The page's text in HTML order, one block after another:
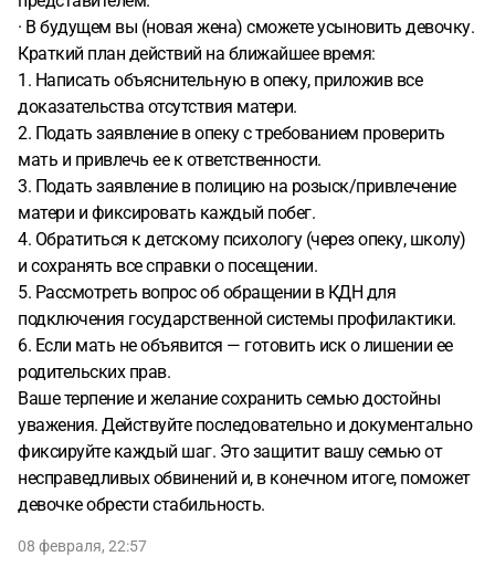
· В будущем вы (новая жена) сможете усыновить девочку.
Краткий план действий на ближайшее время:
1. Написать объяснительную в опеку, приложив все
доказательства отсутствия матери.
2. Подать заявление в опеку с требованием проверить
мать и привлечь ее к ответственности.
3. Подать заявление в полицию на розыск/привлечение
матери и фиксировать каждый побег.
4. Обратиться к детскому психологу (через опеку, школу)
и сохранять все справки о посещении.
5. Рассмотреть вопрос об обращении в КДН для
подключения государственной системы профилактики.
6. Если мать не объявится — готовить иск о лишении ее
родительских прав.
Ваше терпение и желание сохранить семью достойны
уважения. Действуйте последовательно и документально
фиксируйте каждый шаг. Это защитит вашу семью от
несправедливых обвинений и, в конечном итоге, поможет
девочке обрести стабильность.
08 февраля, 22:57